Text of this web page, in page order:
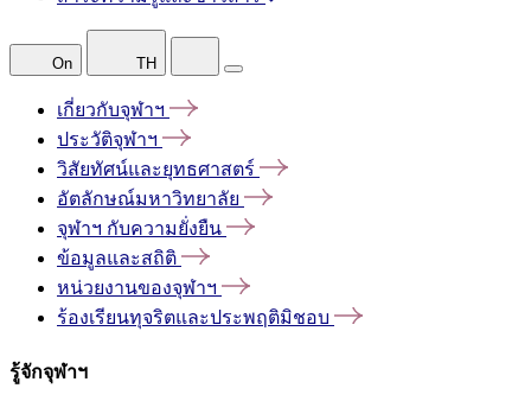
On TH
เกี่ยวกับจุฬาฯ
ประวัติจุฬาฯ
วิสัยทัศน์และยุทธศาสตร์
อัตลักษณ์มหาวิทยาลัย
จุฬาฯ กับความยั่งยืน
ข้อมูลและสถิติ
หน่วยงานของจุฬาฯ
ร้องเรียนทุจริตและประพฤติมิชอบ
รู้จักจุฬาฯ